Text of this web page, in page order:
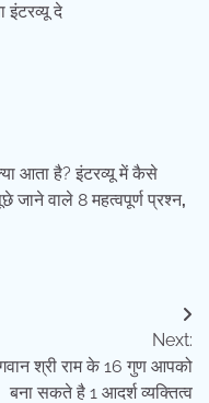
इंटरव्यू दे
आता है? इंटरव्यू में कैसे
जाने वाले 8 महत्वपूर्ण प्रश्न,
Next:
श्री राम के 16 गुण आपको
बना सकते है 1 आदर्श व्यक्तित्व